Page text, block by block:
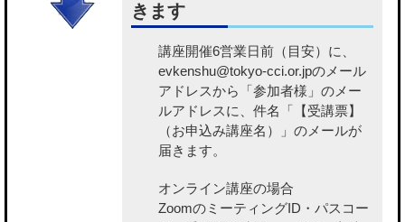
きます
講座開催6営業日前（目安）に、
evkenshu@tokyo-cci.or.jpのメール
アドレスから「参加者様」のメー
ルアドレスに、件名「【受講票】
（お申込み講座名）」のメールが
届きます。
オンライン講座の場合
ZoomのミーティングID・パスコー